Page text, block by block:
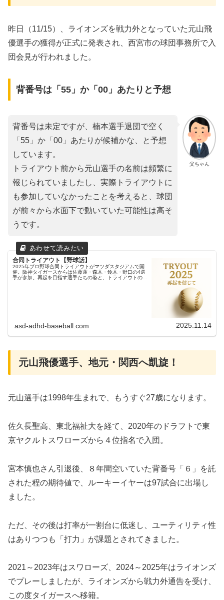
昨日（11/15）、ライオンズを戦力外となっていた元山飛
優選手の獲得が正式に発表され、西宮市の球団事務所で入
団会見が行われました。
背番号は「55」か「00」あたりと予想
父ちゃん
背番号は未定ですが、楠本選手退団で空く
「55」か「00」あたりが候補かな、と予想
しています。
トライアウト前から元山選手の名前は頻繁に
報じられていましたし、実際トライアウトに
も参加していなかったことを考えると、球団
が前々から水面下で動いていた可能性は高そ
うです。
合同トライアウト【野球話】
2025年プロ野球合同トライアウトがマツダスタジアムで開
催。阪神タイガースからは佐藤蓮・森木・鈴木・野口の4選
手が参加。再起を目指す選手たちの姿と、トライアウトの意
asd-adhd-baseball.com 2025.11.14
元山飛優選手、地元・関西へ凱旋！
元山選手は1998年生まれで、もうすぐ27歳になります。
佐久長聖高、東北福祉大を経て、2020年のドラフトで東
京ヤクルトスワローズから４位指名で入団。
宮本慎也さん引退後、８年間空いていた背番号「６」を託
された程の期待値で、ルーキーイヤーは97試合に出場し
ました。
ただ、その後は打率が一割台に低迷し、ユーティリティ性
はありつつも「打力」が課題とされてきました。
2021～2023年はスワローズ、2024～2025年はライオンズ
でプレーしましたが、ライオンズから戦力外通告を受け、
この度タイガースへ移籍。